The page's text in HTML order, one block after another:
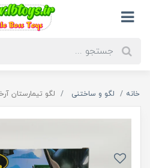
خانه لگو و ساختنی لگو تیمارستان آرخام